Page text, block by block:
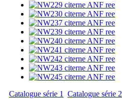
Catalogue série 1 Catalogue série 2